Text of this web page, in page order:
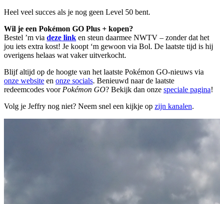
Heel veel succes als je nog geen Level 50 bent.
Wil je een Pokémon GO Plus + kopen?
Bestel ’m via deze link en steun daarmee NWTV – zonder dat het
jou iets extra kost! Je koopt ‘m gewoon via Bol. De laatste tijd is hij
overigens helaas wat vaker uitverkocht.
Blijf altijd op de hoogte van het laatste Pokémon GO-nieuws via
onze website en onze socials. Benieuwd naar de laatste
redeemcodes voor Pokémon GO? Bekijk dan onze speciale pagina!
Volg je Jeffry nog niet? Neem snel een kijkje op zijn kanalen.